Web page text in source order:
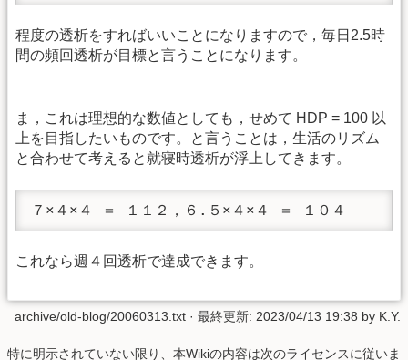
程度の透析をすればいいことになりますので，毎日2.5時
間の頻回透析が目標と言うことになります。
ま，これは理想的な数値としても，せめて HDP = 100 以
上を目指したいものです。と言うことは，生活のリズム
と合わせて考えると就寝時透析が浮上してきます。
７×４×４ ＝ １１２，６.５×４×４ ＝ １０４
これなら週４回透析で達成できます。
archive/old-blog/20060313.txt · 最終更新: 2023/04/13 19:38 by K.Y.
特に明示されていない限り、本Wikiの内容は次のライセンスに従いま